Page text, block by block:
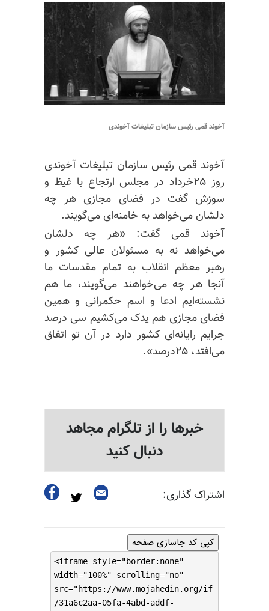
آخوند قمی رئیس سازمان تبلیغات آخوندی
آخوند قمی رئیس سازمان تبلیغات آخوندی
روز ۲۵خرداد در مجلس ارتجاع با غیظ و
سوزش گفت در فضای مجازی هر چه
دلشان می‌خواهد به خامنه‌ای می‌گویند.
آخوند قمی گفت:
«هر چه دلشان
می‌خواهد نه به مسئولان عالی کشور و
رهبر معظم انقلاب به تمام مقدسات ما
آنجا هر چه می‌خواهند می‌گویند، ما هم
نشسته‌ایم ادعا و اسم حکمرانی و همین
فضای مجازی هم یدک می‌کشیم سی درصد
جرایم رایانه‌ای کشور دارد در آن تو اتفاق
می‌افتد، ۲۵درصد».
خبرها را از تلگرام مجاهد
دنبال کنید
اشتراک گذاری:
کپی کد جاسازی صفحه
<iframe style="border:none"
width="100%" scrolling="no"
src="https://www.mojahedin.org/if
/31a6c2aa-05fa-4abd-addf-